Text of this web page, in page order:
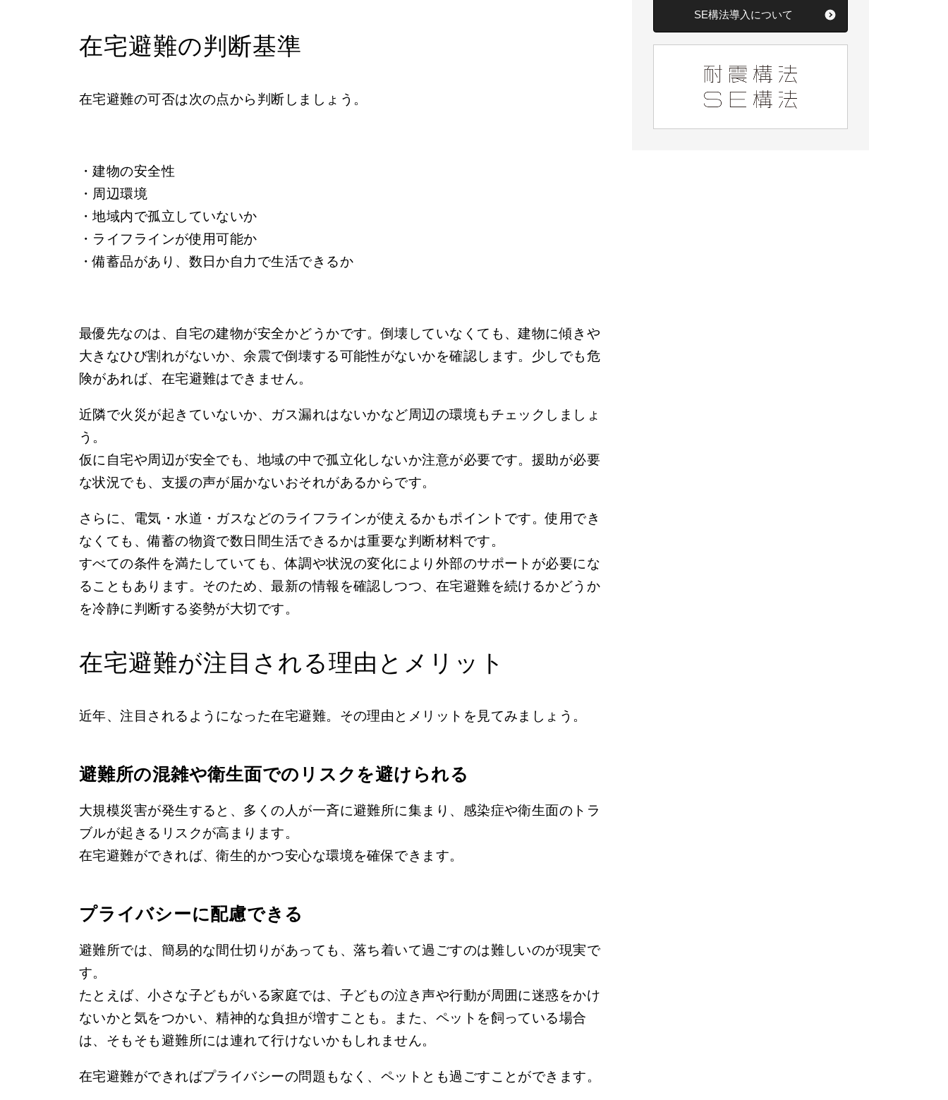
在宅避難の判断基準
在宅避難の可否は次の点から判断しましょう。
・建物の安全性
・周辺環境
・地域内で孤立していないか
・ライフラインが使用可能か
・備蓄品があり、数日か自力で生活できるか
最優先なのは、自宅の建物が安全かどうかです。倒壊していなくても、建物に傾きや
大きなひび割れがないか、余震で倒壊する可能性がないかを確認します。少しでも危
険があれば、在宅避難はできません。
近隣で火災が起きていないか、ガス漏れはないかなど周辺の環境もチェックしましょ
う。
仮に自宅や周辺が安全でも、地域の中で孤立化しないか注意が必要です。援助が必要
な状況でも、支援の声が届かないおそれがあるからです。
さらに、電気・水道・ガスなどのライフラインが使えるかもポイントです。使用でき
なくても、備蓄の物資で数日間生活できるかは重要な判断材料です。
すべての条件を満たしていても、体調や状況の変化により外部のサポートが必要にな
ることもあります。そのため、最新の情報を確認しつつ、在宅避難を続けるかどうか
を冷静に判断する姿勢が大切です。
在宅避難が注目される理由とメリット
近年、注目されるようになった在宅避難。その理由とメリットを見てみましょう。
避難所の混雑や衛生面でのリスクを避けられる
大規模災害が発生すると、多くの人が一斉に避難所に集まり、感染症や衛生面のトラ
ブルが起きるリスクが高まります。
在宅避難ができれば、衛生的かつ安心な環境を確保できます。
プライバシーに配慮できる
避難所では、簡易的な間仕切りがあっても、落ち着いて過ごすのは難しいのが現実で
す。
たとえば、小さな子どもがいる家庭では、子どもの泣き声や行動が周囲に迷惑をかけ
ないかと気をつかい、精神的な負担が増すことも。また、ペットを飼っている場合
は、そもそも避難所には連れて行けないかもしれません。
在宅避難ができればプライバシーの問題もなく、ペットとも過ごすことができます。
SE構法導入について